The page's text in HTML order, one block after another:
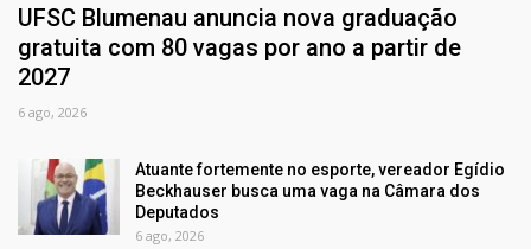
UFSC Blumenau anuncia nova graduação
gratuita com 80 vagas por ano a partir de
2027
6 ago, 2026
Atuante fortemente no esporte, vereador Egídio
Beckhauser busca uma vaga na Câmara dos
Deputados
6 ago, 2026